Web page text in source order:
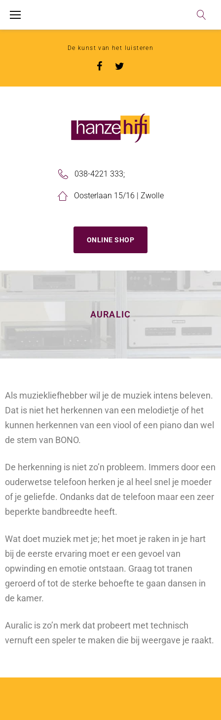
De kunst van het luisteren
038-4221 333;
Oosterlaan 15/16 | Zwolle
ONLINE SHOP
AURALIC
Als muziekliefhebber wil je de muziek intens beleven.
Dat is niet het herkennen van een melodietje of het
kunnen herkennen van een viool of een piano dan wel
de stem van BONO.
De herkenning is niet zo’n probleem. Immers door een
ouderwetse telefoon herken je al heel snel je moeder
of je geliefde. Ondanks dat de telefoon maar een zeer
beperkte bandbreedte heeft.
Wat doet muziek met je; het moet je raken in je hart
bij de eerste ervaring moet er een gevoel van
opwinding en emotie ontstaan. Graag tot tranen
geroerd of tot de sterke behoefte te gaan dansen in
de kamer.
Auralic is zo’n merk dat probeert met technisch
vernuft een speler te maken die bij weergave je raakt.